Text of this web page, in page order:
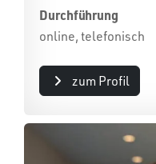
Durchführung
online, telefonisch
zum Profil